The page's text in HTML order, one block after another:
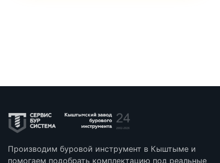
Производим буровой инструмент в Кыштыме и
помогаем подобрать комплектацию под реальные